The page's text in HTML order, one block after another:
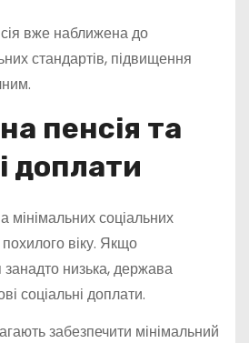
вже наближена до
стандартів, підвищення
пенсія та
доплати
мінімальних соціальних
віку. Якщо
занадто низька, держава
соціальні доплати.
забезпечити мінімальний